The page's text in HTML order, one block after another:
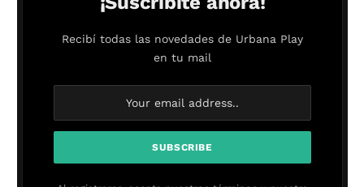
Recibí todas las novedades de Urbana Play
en tu mail